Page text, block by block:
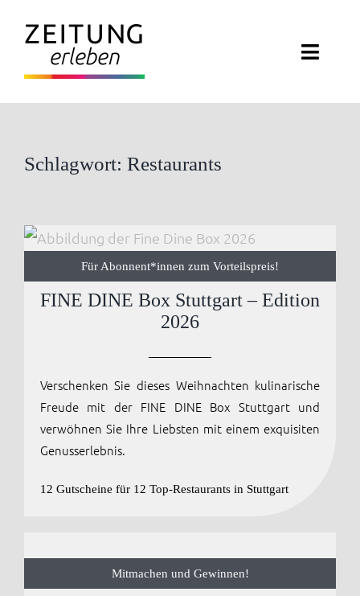
Inhalt
springen
VERANSTALTUNGEN
ZEITUNGSWELT
NEWSLETTER
Anmelden / Registrieren
Schlagwort: Restaurants
Für Abonnent*innen zum Vorteilspreis!
FINE DINE Box Stuttgart – Edition
2026
Verschenken Sie dieses Weihnachten kulinarische
Freude mit der FINE DINE Box Stuttgart und
verwöhnen Sie Ihre Liebsten mit einem exquisiten
Genusserlebnis.
12 Gutscheine für 12 Top-Restaurants in Stuttgart
Mitmachen und Gewinnen!